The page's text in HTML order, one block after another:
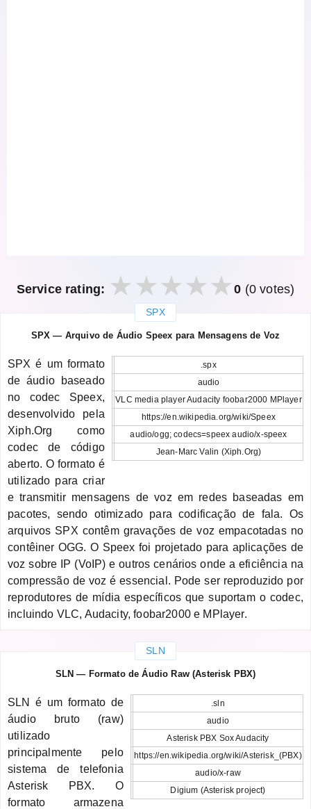
Service rating: 0 (0 votes)
SPX
SPX — Arquivo de Áudio Speex para Mensagens de Voz
.spx
audio
VLC media player Audacity foobar2000 MPlayer
https://en.wikipedia.org/wiki/Speex
audio/ogg; codecs=speex audio/x-speex
Jean-Marc Valin (Xiph.Org)
SPX é um formato
de áudio baseado
no codec Speex,
desenvolvido pela
Xiph.Org como
codec de código
aberto. O formato é
utilizado para criar
e transmitir mensagens de voz em redes baseadas em
pacotes, sendo otimizado para codificação de fala. Os
arquivos SPX contêm gravações de voz empacotadas no
contêiner OGG. O Speex foi projetado para aplicações de
voz sobre IP (VoIP) e outros cenários onde a eficiência na
compressão de voz é essencial. Pode ser reproduzido por
reprodutores de mídia específicos que suportam o codec,
incluindo VLC, Audacity, foobar2000 e MPlayer.
SLN
SLN — Formato de Áudio Raw (Asterisk PBX)
.sln
audio
Asterisk PBX Sox Audacity
https://en.wikipedia.org/wiki/Asterisk_(PBX)
audio/x-raw
Digium (Asterisk project)
SLN é um formato de
áudio bruto (raw)
utilizado
principalmente pelo
sistema de telefonia
Asterisk PBX. O
formato armazena